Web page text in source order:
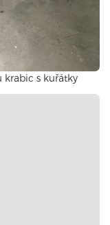
krabic s kuřátky